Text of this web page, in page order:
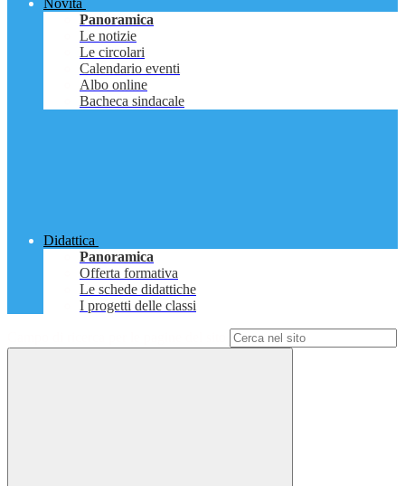
Novità
Panoramica
Le notizie
Le circolari
Calendario eventi
Albo online
Bacheca sindacale
Didattica
Panoramica
Offerta formativa
Le schede didattiche
I progetti delle classi